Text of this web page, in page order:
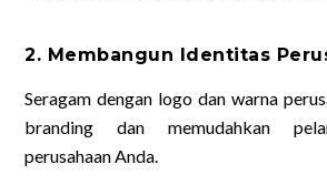
2. Membangun Identitas
Seragam dengan logo dan warna
branding dan memudahkan
perusahaan Anda.